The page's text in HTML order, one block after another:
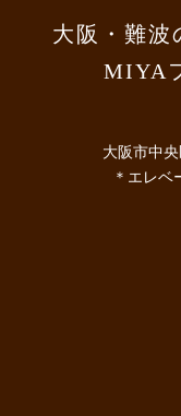
大阪・難波
MIYA
大阪市中
＊エレベ